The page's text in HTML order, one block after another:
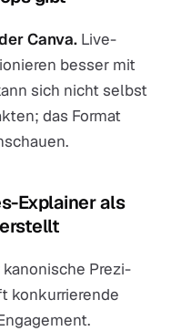
Canva. Live-
besser mit
sich nicht selbst
das Format
Explainer als
kanonische Prezi-
konkurrierende